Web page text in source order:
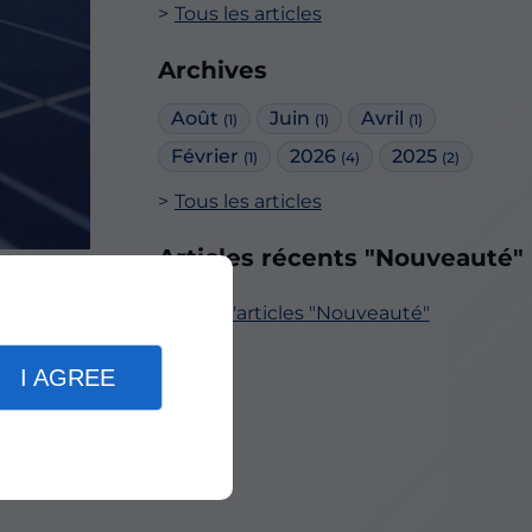
I AGREE
Tous les articles
Archives
Août (1) Juin (1) Avril (1)
Février (1) 2026 (4) 2025 (2)
Tous les articles
Articles récents "Nouveauté"
Plus d'articles "Nouveauté"